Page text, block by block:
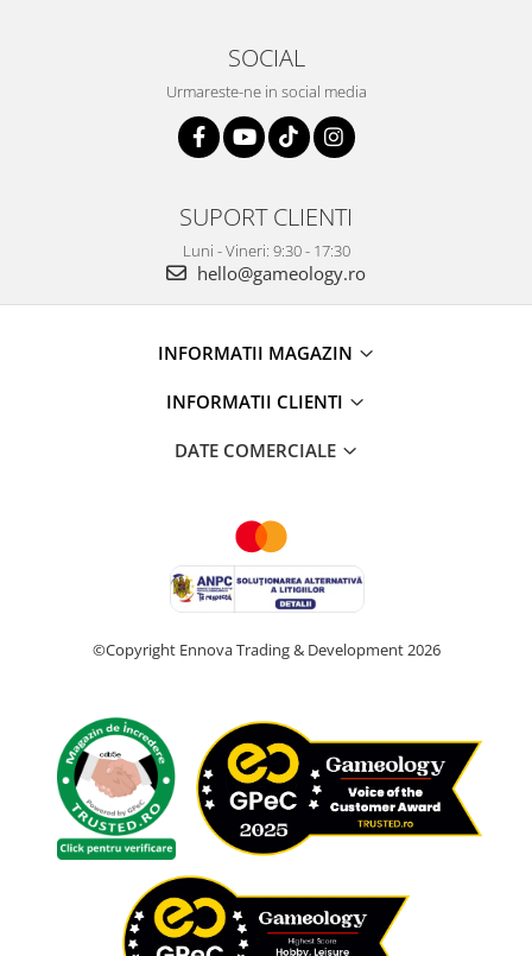
SOCIAL
Urmareste-ne in social media
SUPORT CLIENTI
Luni - Vineri: 9:30 - 17:30
hello@gameology.ro
INFORMATII MAGAZIN
INFORMATII CLIENTI
DATE COMERCIALE
©Copyright Ennova Trading & Development 2026